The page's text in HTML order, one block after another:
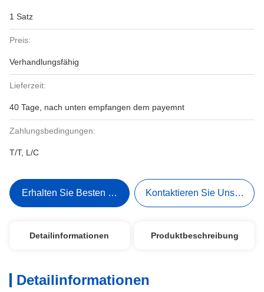
1 Satz
Preis:
Verhandlungsfähig
Lieferzeit:
40 Tage, nach unten empfangen dem payemnt
Zahlungsbedingungen:
T/T, L/C
Erhalten Sie Besten Preis Kontaktieren Sie Uns Jetzt
Detailinformationen Produktbeschreibung
Detailinformationen